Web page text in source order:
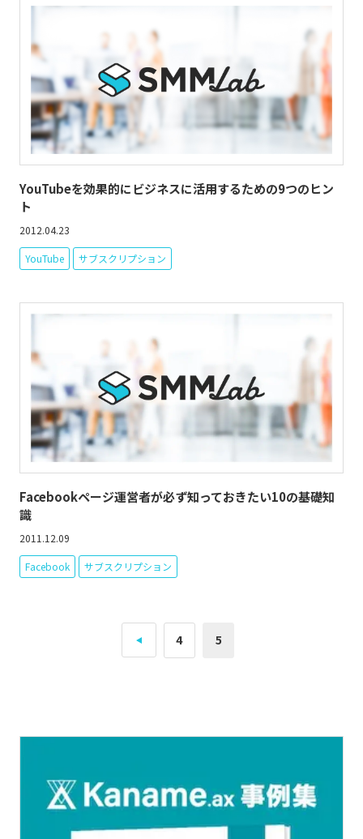
YouTubeを効果的にビジネスに活用するための9つのヒン
ト
2012.04.23
YouTube サブスクリプション
Facebookページ運営者が必ず知っておきたい10の基礎知
識
2011.12.09
Facebook サブスクリプション
4 5